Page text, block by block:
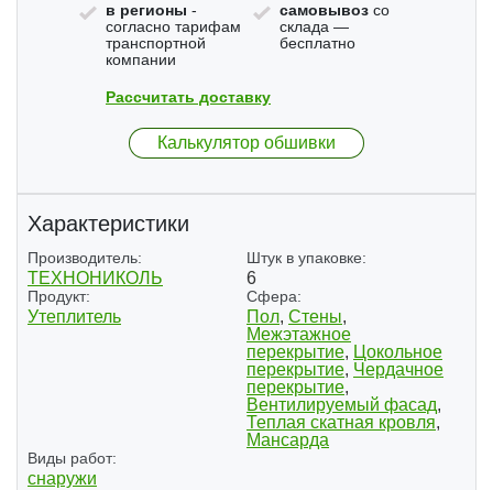
в регионы -
согласно тарифам
транспортной
компании
самовывозсо
склада —
бесплатно
Рассчитать доставку
Калькулятор обшивки
Характеристики
Производитель:
ТЕХНОНИКОЛЬ
Штук в упаковке:
6
Продукт:
Утеплитель
Сфера:
Пол, Стены,
Межэтажное
перекрытие, Цокольное
перекрытие, Чердачное
перекрытие,
Вентилируемый фасад,
Теплая скатная кровля,
Мансарда
Виды работ:
снаружи